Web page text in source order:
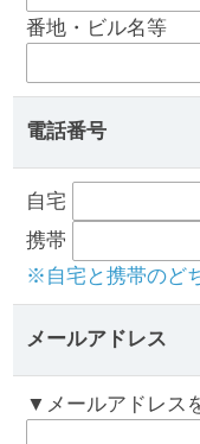
番地・ビル名等
電話番号
自宅
携帯
※自宅と携帯のど
メールアドレス
▼メールアドレス